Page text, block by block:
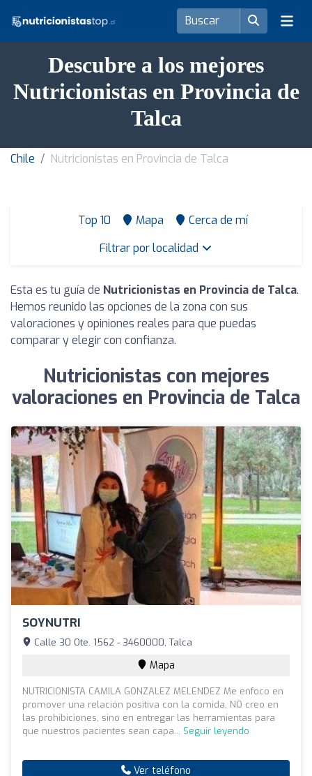
Descubre a los mejores
Nutricionistas en Provincia de
Talca
Chile Nutricionistas en Provincia de Talca
Top 10 Mapa
Cerca de mí
Filtrar por localidad
Esta es tu guía de Nutricionistas en Provincia de Talca.
Hemos reunido las opciones de la zona con sus
valoraciones y opiniones reales para que puedas
comparar y elegir con confianza.
Nutricionistas con mejores
valoraciones en Provincia de Talca
SOYNUTRI
Calle 30 Ote. 1562 - 3460000, Talca
Mapa
NUTRICIONISTA CAMILA GONZALEZ MELENDEZ Me enfoco en
promover una relación positiva con la comida, NO creo en
las prohibiciones, sino en entregar las herramientas para
que nuestros pacientes sean capa... Seguir leyendo
Ver teléfono